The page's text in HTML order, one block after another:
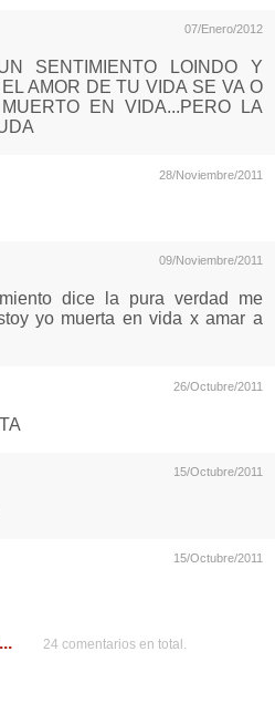
07/Enero/2012
SENTIMIENTO LOINDO Y
AMOR DE TU VIDA SE VA O
EN VIDA...PERO LA
28/Noviembre/2011
09/Noviembre/2011
dice la pura verdad me
yo muerta en vida x amar a
26/Octubre/2011
15/Octubre/2011
15/Octubre/2011
24 comentarios en total.